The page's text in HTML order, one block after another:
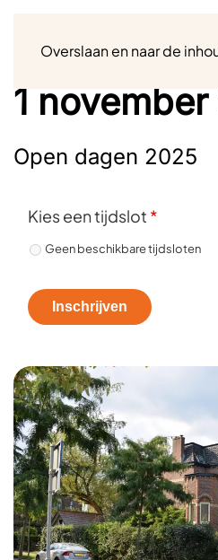
Overslaan en naar de
1
Open dagen 2025
Kies een tijdslot *
Geen beschikbare tijdsloten
Inschrijven